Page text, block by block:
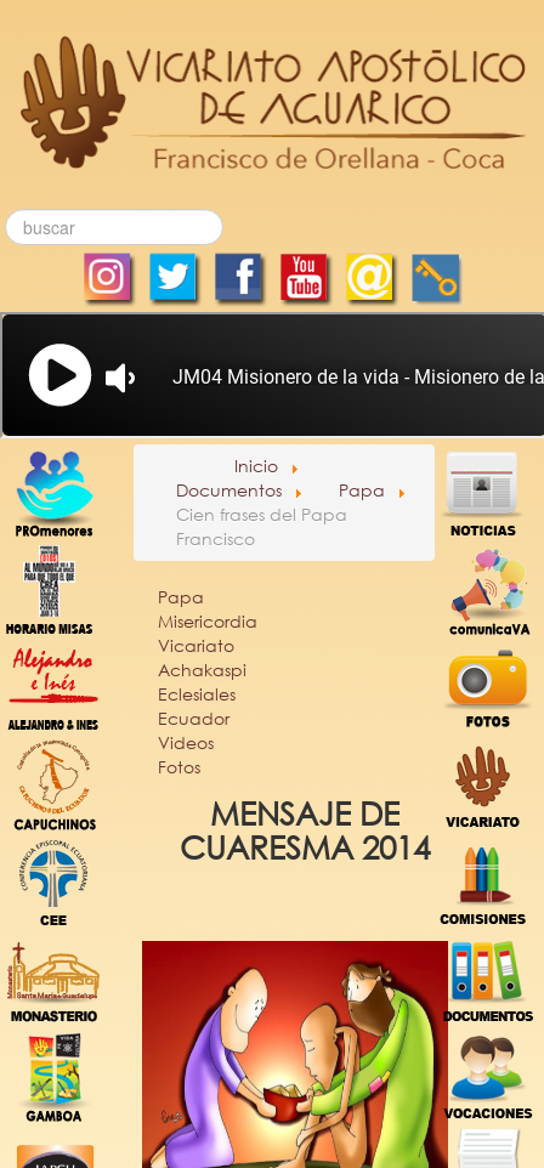
Inicio
Documentos
Papa
Cien frases del Papa
Francisco
Papa
Misericordia
Vicariato
Achakaspi
Eclesiales
Ecuador
Videos
Fotos
MENSAJE DE
CUARESMA 2014